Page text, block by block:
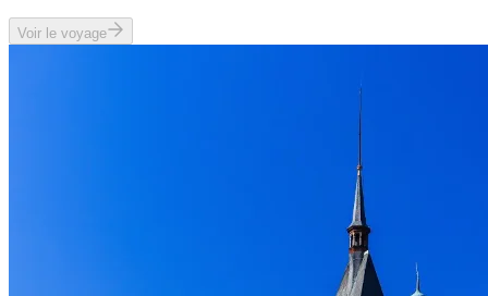
Voir le voyage